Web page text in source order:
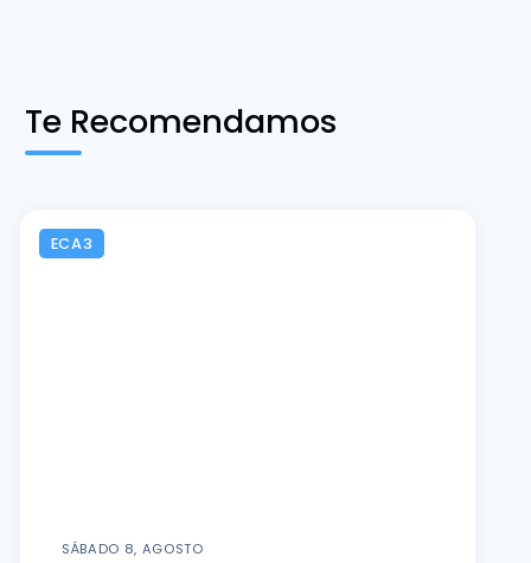
Te Recomendamos
ECA3
SÁBADO 8, AGOSTO